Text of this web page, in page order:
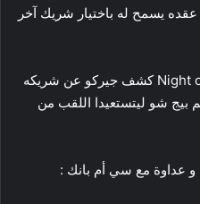
يسمح له باختيار شريك آخر
في مهرجان Night of Champions 2009 كشف جيركو عن شريكه
بيج شو ليتستعيدا اللقب من